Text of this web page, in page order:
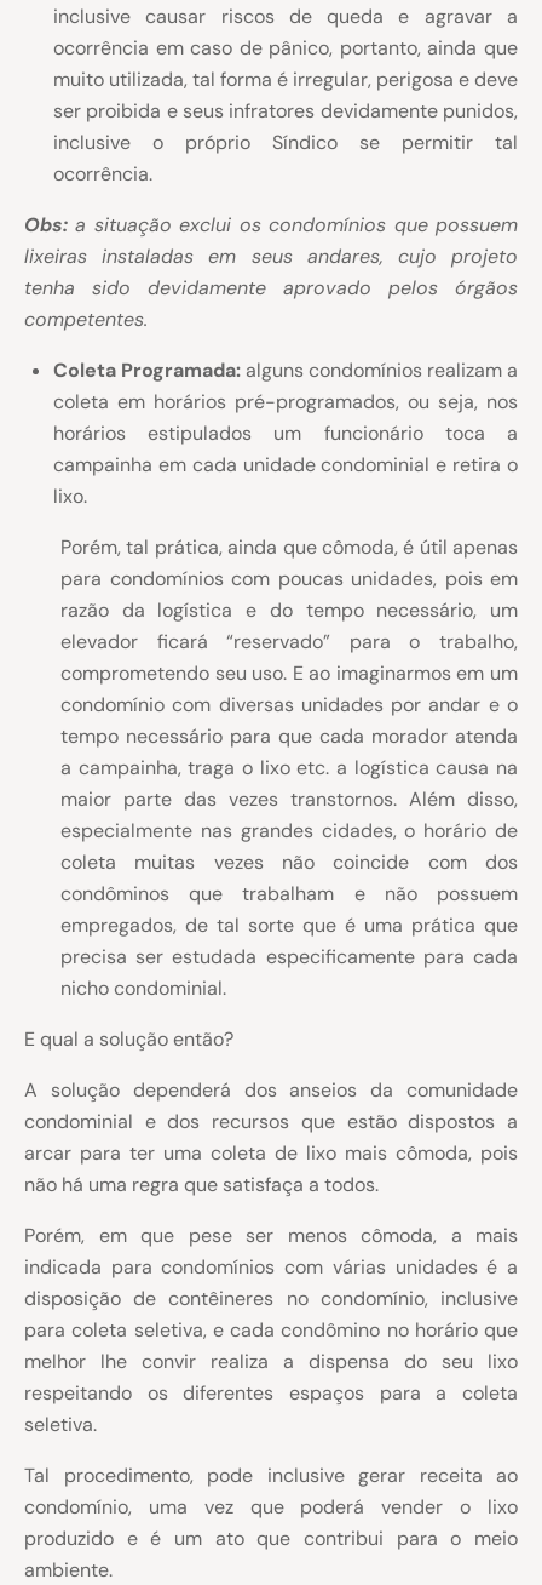
inclusive causar riscos de queda e agravar a
ocorrência em caso de pânico, portanto, ainda que
muito utilizada, tal forma é irregular, perigosa e deve
ser proibida e seus infratores devidamente punidos,
inclusive o próprio Síndico se permitir tal
ocorrência.
Obs: a situação exclui os condomínios que possuem
lixeiras instaladas em seus andares, cujo projeto
tenha sido devidamente aprovado pelos órgãos
competentes.
Coleta Programada: alguns condomínios realizam a
coleta em horários pré-programados, ou seja, nos
horários estipulados um funcionário toca a
campainha em cada unidade condominial e retira o
lixo.
Porém, tal prática, ainda que cômoda, é útil apenas
para condomínios com poucas unidades, pois em
razão da logística e do tempo necessário, um
elevador ficará “reservado” para o trabalho,
comprometendo seu uso. E ao imaginarmos em um
condomínio com diversas unidades por andar e o
tempo necessário para que cada morador atenda
a campainha, traga o lixo etc. a logística causa na
maior parte das vezes transtornos. Além disso,
especialmente nas grandes cidades, o horário de
coleta muitas vezes não coincide com dos
condôminos que trabalham e não possuem
empregados, de tal sorte que é uma prática que
precisa ser estudada especificamente para cada
nicho condominial.
E qual a solução então?
A solução dependerá dos anseios da comunidade
condominial e dos recursos que estão dispostos a
arcar para ter uma coleta de lixo mais cômoda, pois
não há uma regra que satisfaça a todos.
Porém, em que pese ser menos cômoda, a mais
indicada para condomínios com várias unidades é a
disposição de contêineres no condomínio, inclusive
para coleta seletiva, e cada condômino no horário que
melhor lhe convir realiza a dispensa do seu lixo
respeitando os diferentes espaços para a coleta
seletiva.
Tal procedimento, pode inclusive gerar receita ao
condomínio, uma vez que poderá vender o lixo
produzido e é um ato que contribui para o meio
ambiente.